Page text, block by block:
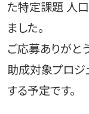
た特定課題 人
ました。
ご応募ありがと
助成対象プロジ
する予定です。